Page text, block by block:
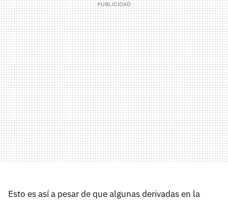
Esto es así a pesar de que algunas derivadas en la